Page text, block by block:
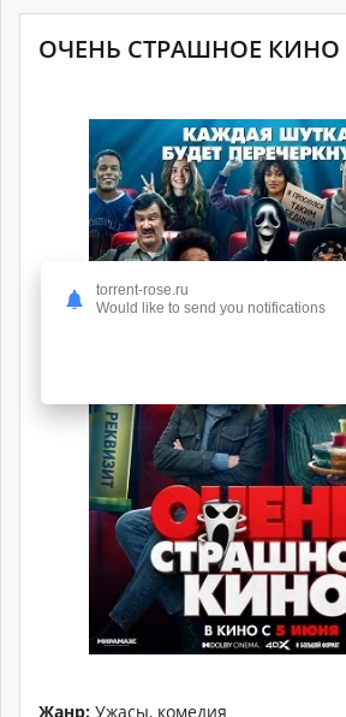
ОЧЕНЬ СТРАШНОЕ КИНО
Жанр: Ужасы, комедия
torrent-rose.ru
Would like to send you notifications